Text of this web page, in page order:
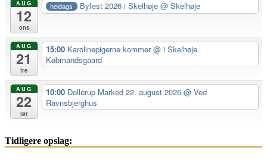
AUG
12
ons
heldags Byfest 2026 i Skelhøje@ Skelhøje
AUG
21
fre
15:00 Karolinepigerne kommer@ i Skelhøje
Købmandsgaard
AUG
22
lør
10:00 Dollerup Marked 22. august 2026 @ Ved
Ravnsbjerghus
Tidligere opslag: